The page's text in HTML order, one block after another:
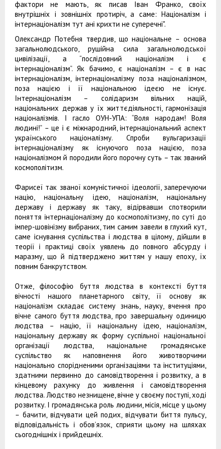
фактори не мають, як писав Іван Франко, своїх
внутрішніх і зовнішніх протиріч, а саме: Націоналізм і
інтернаціоналізм тут ані крихти не суперечні".
Олександр Потебня твердив, що національне – основа
загальнолюдського, рушійна сила загальнолюдської
цивілізації, а “послідовний націоналізм і є
інтернаціоналізм”. Як бачимо, є націоналізм – є в нас
інтернаціоналізм, інтернаціоналізму поза націоналізмом,
поза нацією і її національною ідеєю не існує.
Інтернаціоналізм – солідаризм вільних націй,
національних держав у їх життєдіяльності, гармонізація
націоналізмів. І гасло ОУН-УПА: “Воля народам! Воля
людині!” – це і є міжнародний, інтернаціональний аспект
українського націоналізму. Спроби вульгаризації
інтернаціоналізму як існуючого поза нацією, поза
націоналізмом й породили його порочну суть – так званий
космополітизм.
Фарисеї так званої комуністичної ідеології, заперечуючи
націю, національну ідею, націоналізм, національну
державу і державу як таку, відірвавши спотворили
поняття інтернаціоналізму до космополітизму, по суті до
імпер-шовінізму вибраних, тим самим завели в глухий кут,
саме існування суспільства і людства в цілому, дійшли в
теорії і практиці своїх уявлень до повного абсурду і
маразму, що й підтверджено життям у нашу епоху, їх
повним банкрутством.
Отже, філософію буття людства в контексті буття
вічності нашого планетарного світу, її основу як
націоналізм складає систему знань, науку, вчення про
вічне самого буття людства, про завершальну одиницю
людства – націю, її національну ідею, націоналізм,
національну державу як форму суспільної національної
організації людства, національне громадянське
суспільство як наповнення його животворчими
національно спорідненими організаціями та інституціями,
здатними первинно до самовідтворення і розвитку, а в
кінцевому рахунку до живлення і самовідтворення
людства. Людство незнищене, вічне у своєму поступі, ході
розвитку. І громадянська роль людини, місія, місце у цьому
– бачити, відчувати цей подих, відчувати биття пульсу,
відповідальність і обов’язок, сприяти цьому на шляхах
сьогоднішніх і прийдешніх.